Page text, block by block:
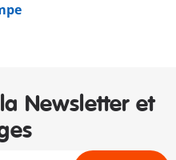
Newsletter et